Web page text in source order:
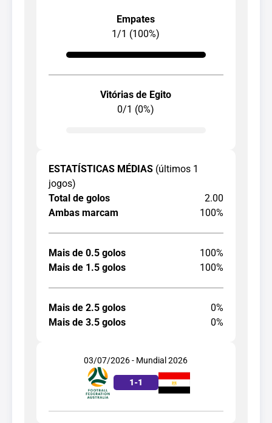
Empates
1/1 (100%)
Vitórias de Egito
0/1 (0%)
ESTATÍSTICAS MÉDIAS (últimos 1
jogos)
Total de golos
2.00
Ambas marcam
100%
Mais de 0.5 golos
100%
Mais de 1.5 golos
100%
Mais de 2.5 golos
0%
Mais de 3.5 golos
0%
03/07/2026 - Mundial 2026
1-1